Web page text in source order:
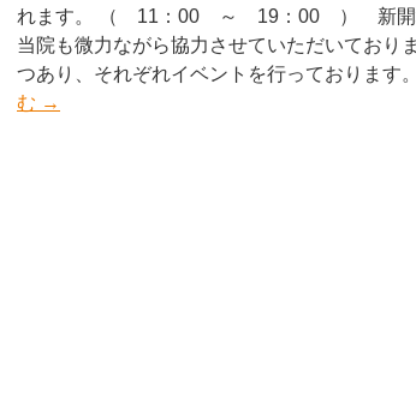
れます。 （ 11：00 ～ 19：00 ） 新開
当院も微力ながら協力させていただいており
つあり、それぞれイベントを行っております
む →